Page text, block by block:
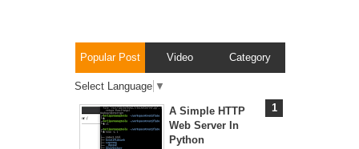
Popular Post Video Category
Select Language ▼
A Simple HTTP
Web Server In
Python